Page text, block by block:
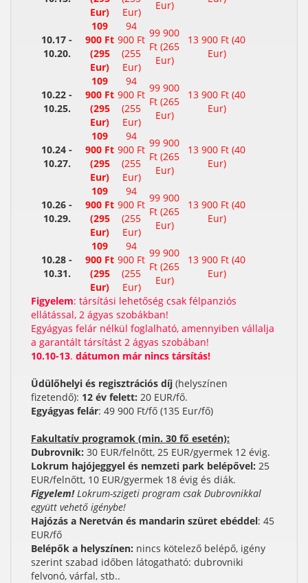
Eur)
Eur)
Eur)
10.17 -
10.20.
109
900 Ft
(295
Eur)
94
900 Ft
(255
Eur)
99 900
Ft (265
Eur)
13 900 Ft (40
Eur)
10.22 -
10.25.
109
900 Ft
(295
Eur)
94
900 Ft
(255
Eur)
99 900
Ft (265
Eur)
13 900 Ft (40
Eur)
10.24 -
10.27.
109
900 Ft
(295
Eur)
94
900 Ft
(255
Eur)
99 900
Ft (265
Eur)
13 900 Ft (40
Eur)
10.26 -
10.29.
109
900 Ft
(295
Eur)
94
900 Ft
(255
Eur)
99 900
Ft (265
Eur)
13 900 Ft (40
Eur)
10.28 -
10.31.
109
900 Ft
(295
Eur)
94
900 Ft
(255
Eur)
99 900
Ft (265
Eur)
13 900 Ft (40
Eur)
Figyelem: társítási lehetőség csak félpanziós
ellátással, 2 ágyas szobákban!
Egyágyas felár nélkül foglalható, amennyiben vállalja
a garantált társítást 2 ágyas szobában!
10.10-13. dátumon már nincs társítás!
Üdülőhelyi és regisztrációs díj (helyszínen
fizetendő): 12 év felett: 20 EUR/fő.
Egyágyas felár: 49 900 Ft/fő (135 Eur/fő)
Fakultatív programok (min. 30 fő esetén):
Dubrovnik: 30 EUR/felnőtt, 25 EUR/gyermek 12 évig.
Lokrum hajójeggyel és nemzeti park belépővel: 25
EUR/felnőtt, 10 EUR/gyermek 18 évig és diák.
Figyelem! Lokrum-szigeti program csak Dubrovnikkal
együtt vehető igénybe!
Hajózás a Neretván és mandarin szüret ebéddel: 45
EUR/fő
Belépők a helyszínen: nincs kötelező belépő, igény
szerint szabad időben látogatható: dubrovniki
felvonó, várfal, stb..